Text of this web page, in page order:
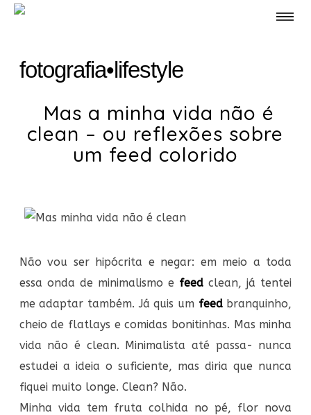
fotografia•lifestyle
Mas a minha vida não é
clean – ou reflexões sobre
um feed colorido
Não vou ser hipócrita e negar: em meio a toda
essa onda de minimalismo e feed clean, já tentei
me adaptar também. Já quis um feedbranquinho,
cheio de flatlays e comidas bonitinhas. Mas minha
vida não é clean. Minimalista até passa- nunca
estudei a ideia o suficiente, mas diria que nunca
fiquei muito longe. Clean? Não.
Minha vida tem fruta colhida no pé, flor nova